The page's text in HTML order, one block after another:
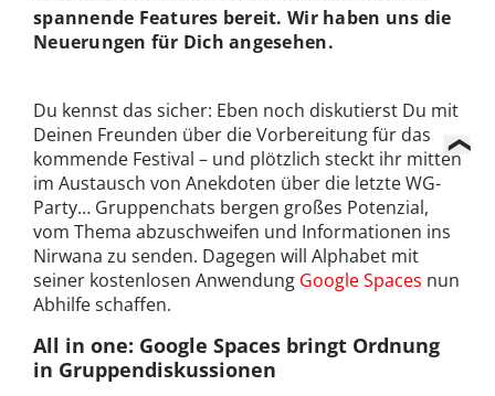
spannende Features bereit. Wir haben uns die
Neuerungen für Dich angesehen.
Du kennst das sicher: Eben noch diskutierst Du mit
Deinen Freunden über die Vorbereitung für das
kommende Festival – und plötzlich steckt ihr mitten
im Austausch von Anekdoten über die letzte WG-
Party… Gruppenchats bergen großes Potenzial,
vom Thema abzuschweifen und Informationen ins
Nirwana zu senden. Dagegen will Alphabet mit
seiner kostenlosen Anwendung Google Spaces nun
Abhilfe schaffen.
All in one: Google Spaces bringt Ordnung
in Gruppendiskussionen